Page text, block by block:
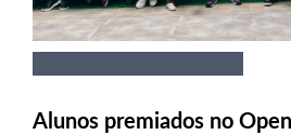
Alunos premiados no